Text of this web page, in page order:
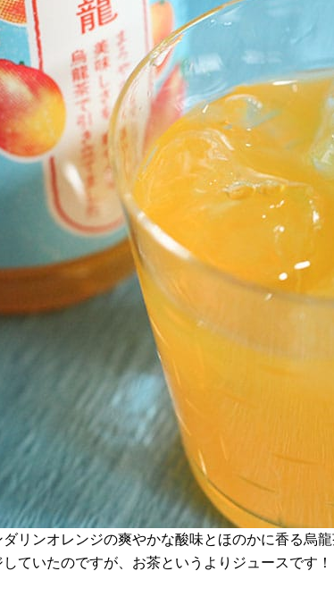
リンオレンジの爽やかな酸味とほのかに香る
ていたのですが、お茶というよりジュースで